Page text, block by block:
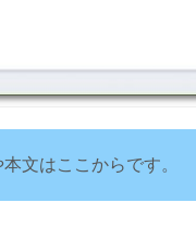
文はここからです。